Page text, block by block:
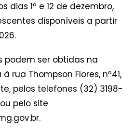
dias 1º e 12 de dezembro,
disponíveis a partir
podem ser obtidas na
rua Thompson Flores, nº41,
pelos telefones (32) 3198-
pelo site